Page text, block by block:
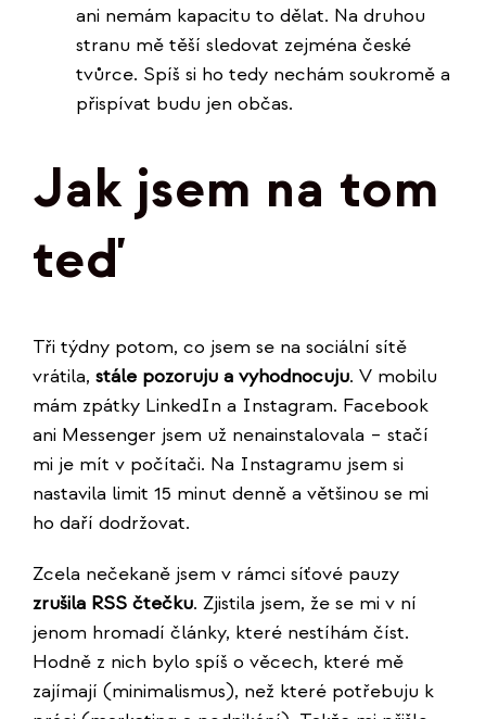
ani nemám kapacitu to dělat. Na druhou
stranu mě těší sledovat zejména české
tvůrce. Spíš si ho tedy nechám soukromě a
přispívat budu jen občas.
Jak jsem na tom
teď
Tři týdny potom, co jsem se na sociální sítě
vrátila, stále pozoruju a vyhodnocuju. V mobilu
mám zpátky LinkedIn a Instagram. Facebook
ani Messenger jsem už nenainstalovala – stačí
mi je mít v počítači. Na Instagramu jsem si
nastavila limit 15 minut denně a většinou se mi
ho daří dodržovat.
Zcela nečekaně jsem v rámci síťové pauzy
zrušila RSS čtečku. Zjistila jsem, že se mi v ní
jenom hromadí články, které nestíhám číst.
Hodně z nich bylo spíš o věcech, které mě
zajímají (minimalismus), než které potřebuju k